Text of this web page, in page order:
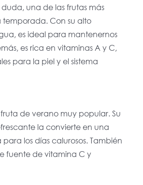
duda, una de las frutas más
temporada. Con su alto
es ideal para mantenernos
es rica en vitaminas A y C,
para la piel y el sistema
fruta de verano muy popular. Su
la convierte en una
los días calurosos. También
fuente de vitamina C y